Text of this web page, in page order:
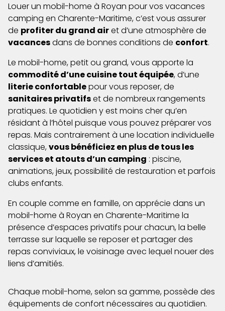
Louer un mobil-home à Royan pour vos vacances
camping en Charente-Maritime, c’est vous assurer
de profiter du grand airet d’une atmosphère de
vacancesdans de bonnes conditions de confort.
Le mobil-home, petit ou grand, vous apporte la
commodité d’une cuisine tout équipée, d’une
literie confortablepour vous reposer, de
sanitaires privatifset de nombreux rangements
pratiques. Le quotidien y est moins cher qu’en
résidant à l’hôtel puisque vous pouvez préparer vos
repas. Mais contrairement à une location individuelle
classique,vous bénéficiez en plus de tous les
services et atouts d’un camping : piscine,
animations, jeux, possibilité de restauration et parfois
clubs enfants.
En couple comme en famille, on apprécie dans un
mobil-home à Royan en Charente-Maritime la
présence d’espaces privatifs pour chacun, la belle
terrasse sur laquelle se reposer et partager des
repas conviviaux, le voisinage avec lequel nouer des
liens d’amitiés.
Chaque mobil-home, selon sa gamme, possède des
équipements de confort nécessaires au quotidien.